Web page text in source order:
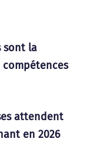
sont la
attendent
en 2026